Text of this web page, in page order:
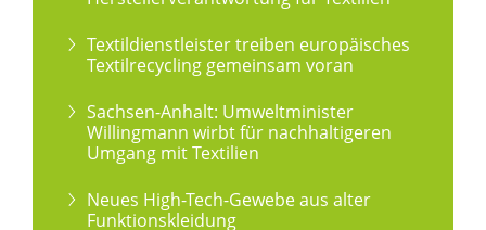
Textildienstleister treiben europäisches
Textilrecycling gemeinsam voran
Sachsen-Anhalt: Umweltminister
Willingmann wirbt für nachhaltigeren
Umgang mit Textilien
Neues High-Tech-Gewebe aus alter
Funktionskleidung